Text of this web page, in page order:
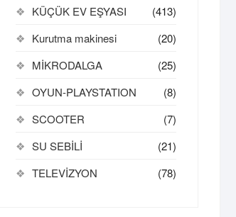
KÜÇÜK EV EŞYASI
(413)
Kurutma makinesi
(20)
MİKRODALGA
(25)
OYUN-PLAYSTATION
(8)
SCOOTER
(7)
SU SEBİLİ
(21)
TELEVİZYON
(78)